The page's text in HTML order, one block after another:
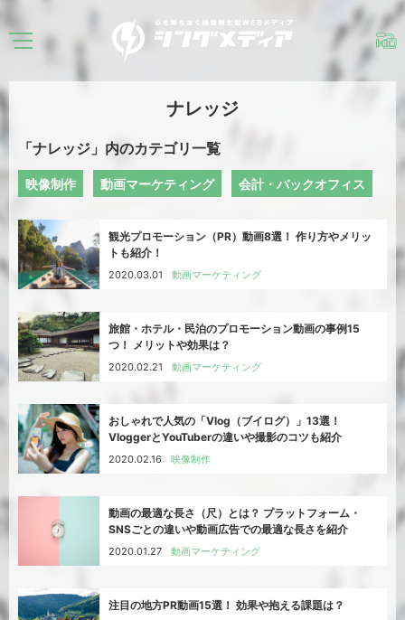
ナレッジ
「ナレッジ」内のカテゴリ一覧
映像制作 動画マーケティング 会計・バックオフィス
観光プロモーション（PR）動画8選！ 作り方やメリッ
トも紹介！
2020.03.01 動画マーケティング
旅館・ホテル・民泊のプロモーション動画の事例15
つ！ メリットや効果は？
2020.02.21 動画マーケティング
おしゃれで人気の「Vlog（ブイログ）」13選！
VloggerとYouTuberの違いや撮影のコツも紹介
2020.02.16 映像制作
動画の最適な長さ（尺）とは？ プラットフォーム・
SNSごとの違いや動画広告での最適な長さを紹介
2020.01.27 動画マーケティング
注目の地方PR動画15選！ 効果や抱える課題は？